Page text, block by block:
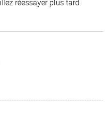
réessayer plus tard.